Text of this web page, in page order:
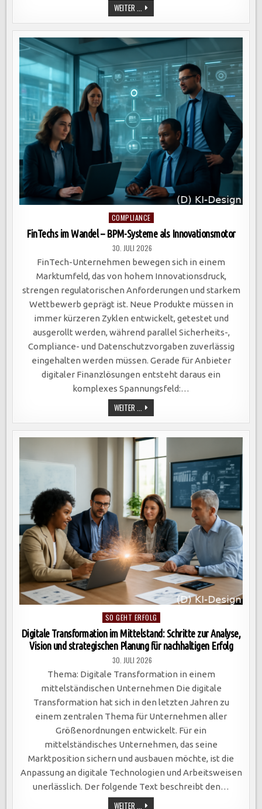
WEITER ... EFFIZIENTE
PROZESSMODELLIERUNG:
ENTWICKLUNG
EINES
NEUEN
KUNDENANFRAGEPROZESSES
IM
MITTELSTAND
ZUR
STEIGERUNG
DER
Posted
in
COMPLIANCE
FinTechs im Wandel – BPM-Systeme als Innovationsmotor
30. JULI 2026
FinTech-Unternehmen bewegen sich in einem
Marktumfeld, das von hohem Innovationsdruck,
strengen regulatorischen Anforderungen und starkem
Wettbewerb geprägt ist. Neue Produkte müssen in
immer kürzeren Zyklen entwickelt, getestet und
ausgerollt werden, während parallel Sicherheits-,
Compliance- und Datenschutzvorgaben zuverlässig
eingehalten werden müssen. Gerade für Anbieter
digitaler Finanzlösungen entsteht daraus ein
komplexes Spannungsfeld:…
WEITER ... FINTECHS
IM
WANDEL
–
BPM-
SYSTEME
INNOVATIONSMOTOR
Posted
in
SO GEHT ERFOLG
Digitale Transformation im Mittelstand: Schritte zur Analyse,
Vision und strategischen Planung für nachhaltigen Erfolg
30. JULI 2026
Thema: Digitale Transformation in einem
mittelständischen Unternehmen Die digitale
Transformation hat sich in den letzten Jahren zu
einem zentralen Thema für Unternehmen aller
Größenordnungen entwickelt. Für ein
mittelständisches Unternehmen, das seine
Marktposition sichern und ausbauen möchte, ist die
Anpassung an digitale Technologien und Arbeitsweisen
unerlässlich. Der folgende Text beschreibt den…
WEITER ... DIGITALE